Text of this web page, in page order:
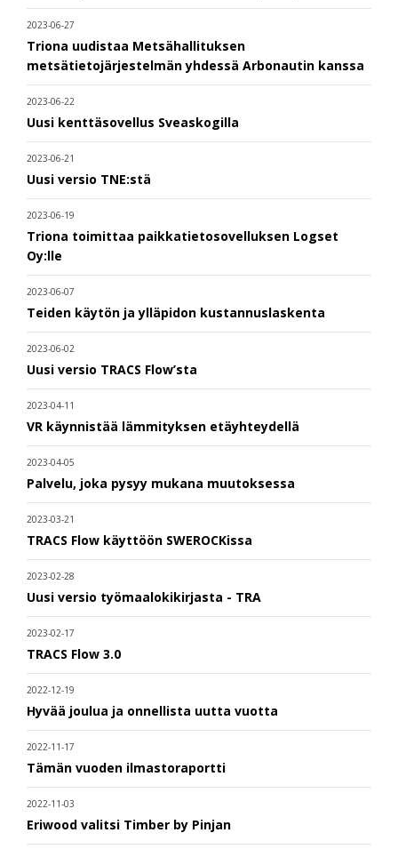
2023-06-27
Triona uudistaa Metsähallituksen
metsätietojärjestelmän yhdessä Arbonautin kanssa
2023-06-22
Uusi kenttäsovellus Sveaskogilla
2023-06-21
Uusi versio TNE:stä
2023-06-19
Triona toimittaa paikkatietosovelluksen Logset
Oy:lle
2023-06-07
Teiden käytön ja ylläpidon kustannuslaskenta
2023-06-02
Uusi versio TRACS Flow’sta
2023-04-11
VR käynnistää lämmityksen etäyhteydellä
2023-04-05
Palvelu, joka pysyy mukana muutoksessa
2023-03-21
TRACS Flow käyttöön SWEROCKissa
2023-02-28
Uusi versio työmaalokikirjasta - TRA
2023-02-17
TRACS Flow 3.0
2022-12-19
Hyvää joulua ja onnellista uutta vuotta
2022-11-17
Tämän vuoden ilmastoraportti
2022-11-03
Eriwood valitsi Timber by Pinjan